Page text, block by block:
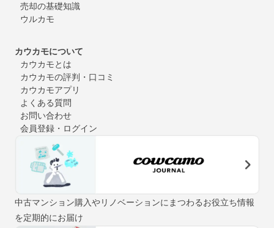
売却の基礎知識
ウルカモ
カウカモについて
カウカモとは
カウカモの評判・口コミ
カウカモアプリ
よくある質問
お問い合わせ
会員登録・ログイン
中古マンション購入やリノベーションにまつわるお役立ち情報
を定期的にお届け